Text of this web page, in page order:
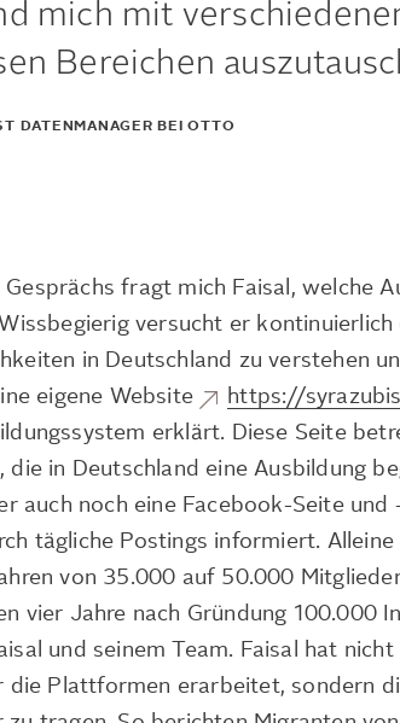
mich mit
Bereichen
DATENMANAGER BEI OTTO
Gesprächs fragt mich Faisal, welche
versucht er kontinuierlich
in Deutschland zu verstehen
eigene Website
https://
erklärt. Diese Seite
die in Deutschland eine Ausbildung
auch noch eine Facebook-Seite
tägliche Postings informiert.
von 35.000 auf 50.000
vier Jahre nach Gründung 100.000
und seinem Team. Faisal hat
die Plattformen erarbeitet, sondern